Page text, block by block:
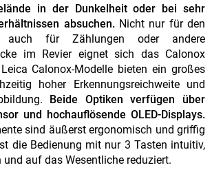
in der Dunkelheit oder bei sehr
absuchen.Nicht nur für den
auch für Zählungen oder andere
im Revier eignet sich das Calonox
Calonox-Modelle bieten ein großes
hoher Erkennungsreichweite und
Beide Optiken verfügen über
und hochauflösende OLED-Displays.
sind äußerst ergonomisch und griffig
die Bedienung mit nur 3 Tasten intuitiv,
auf das Wesentliche reduziert.